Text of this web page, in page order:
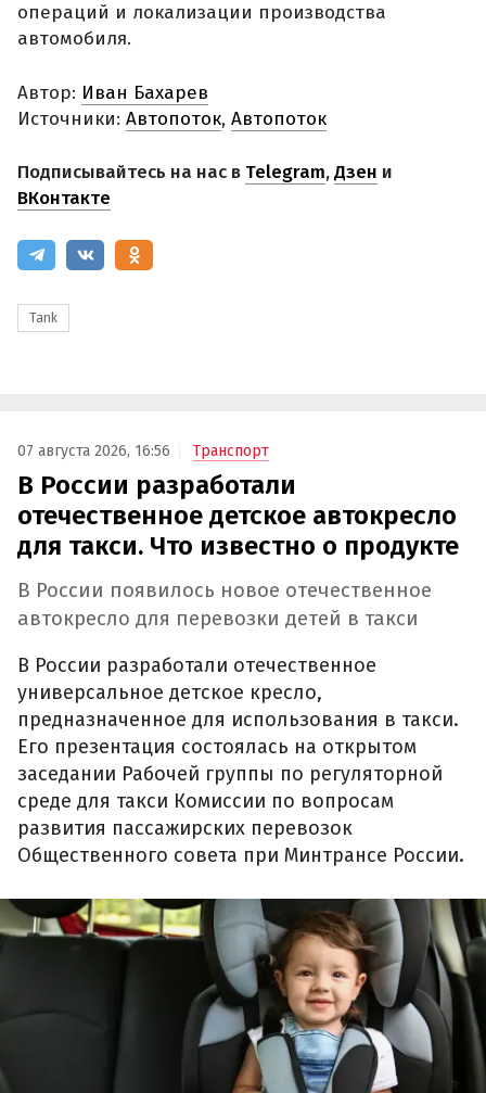
операций и локализации производства
автомобиля.
Автор: Иван Бахарев
Источники: Автопоток, Автопоток
Подписывайтесь на нас в Telegram,Дзен и
ВКонтакте
Tank
07 августа 2026, 16:56 Транспорт
В России разработали
отечественное детское автокресло
для такси. Что известно о продукте
В России появилось новое отечественное
автокресло для перевозки детей в такси
В России разработали отечественное
универсальное детское кресло,
предназначенное для использования в такси.
Его презентация состоялась на открытом
заседании Рабочей группы по регуляторной
среде для такси Комиссии по вопросам
развития пассажирских перевозок
Общественного совета при Минтрансе России.